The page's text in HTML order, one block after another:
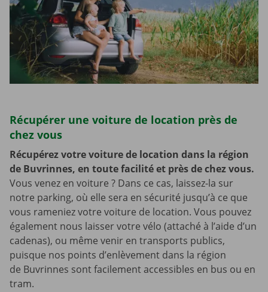
Récupérer une voiture de location près de
chez vous
Récupérez votre voiture de location dans la région
de Buvrinnes, en toute facilité et près de chez vous.
Vous venez en voiture ? Dans ce cas, laissez-la sur
notre parking, où elle sera en sécurité jusqu’à ce que
vous rameniez votre voiture de location. Vous pouvez
également nous laisser votre vélo (attaché à l’aide d’un
cadenas), ou même venir en transports publics,
puisque nos points d’enlèvement dans la région
de Buvrinnes sont facilement accessibles en bus ou en
tram.